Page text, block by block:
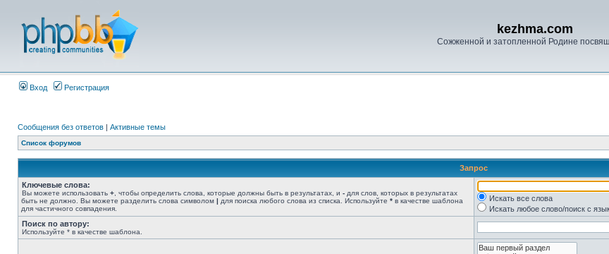
kezhma.com
Сожженной и затопленной Родине
Вход Регистрация
Сообщения без ответов | Активные темы
Список форумов
Запрос
Ключевые слова:
Вы можете использовать + , чтобы определить слова, которые должны быть в результатах, и - для слов, которых в результатах
быть не должно. Вы можете разделить слова символом | для поиска любого слова из списка. Используйте * в качестве шаблона
для частичного совпадения.
Искать все слова
Искать любое слово/поиск с
Поиск по автору:
Используйте * в качестве шаблона.